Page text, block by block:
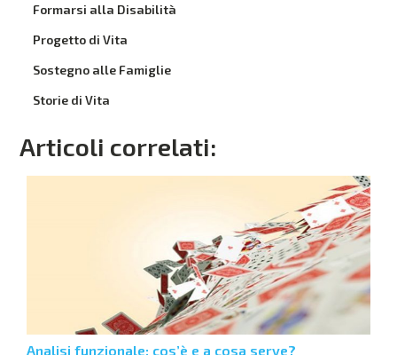
Formarsi alla Disabilità
Progetto di Vita
Sostegno alle Famiglie
Storie di Vita
Articoli correlati:
Analisi funzionale: cos’è e a cosa serve?